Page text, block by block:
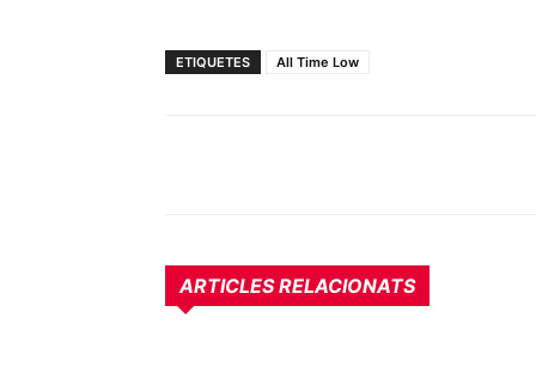
ETIQUETES All Time Low
ARTICLES RELACIONATS